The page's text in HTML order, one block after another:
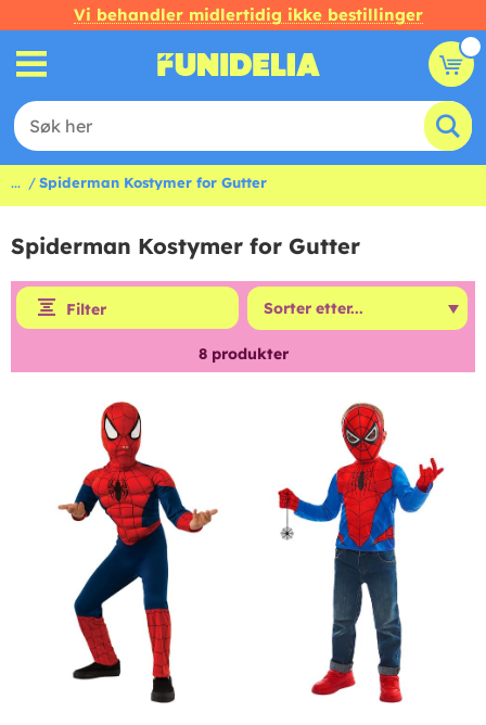
Vi behandler midlertidig ikke bestillinger
... Spiderman Kostymer for Gutter
Spiderman Kostymer for Gutter
Filter
8produkter